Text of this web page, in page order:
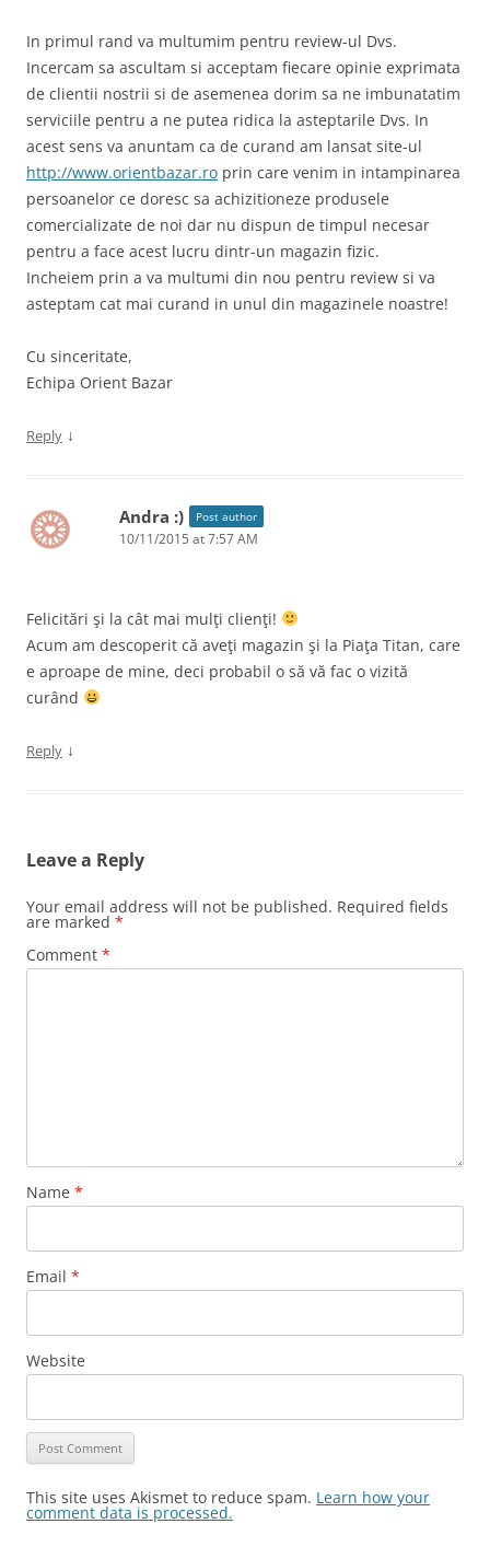
In primul rand va multumim pentru review-ul Dvs.
Incercam sa ascultam si acceptam fiecare opinie exprimata
de clientii nostrii si de asemenea dorim sa ne imbunatatim
serviciile pentru a ne putea ridica la asteptarile Dvs. In
acest sens va anuntam ca de curand am lansat site-ul
http://www.orientbazar.ro prin care venim in intampinarea
persoanelor ce doresc sa achizitioneze produsele
comercializate de noi dar nu dispun de timpul necesar
pentru a face acest lucru dintr-un magazin fizic.
Incheiem prin a va multumi din nou pentru review si va
asteptam cat mai curand in unul din magazinele noastre!
Cu sinceritate,
Echipa Orient Bazar
Reply ↓
Andra :) Post author
10/11/2015 at 7:57 AM
Felicitări şi la cât mai mulţi clienţi!
Acum am descoperit că aveţi magazin şi la Piaţa Titan, care
e aproape de mine, deci probabil o să vă fac o vizită
curând
Reply ↓
Leave a Reply
Your email address will not be published. Required fields
are marked *
Comment *
Name *
Email *
Website
This site uses Akismet to reduce spam. Learn how your
comment data is processed.